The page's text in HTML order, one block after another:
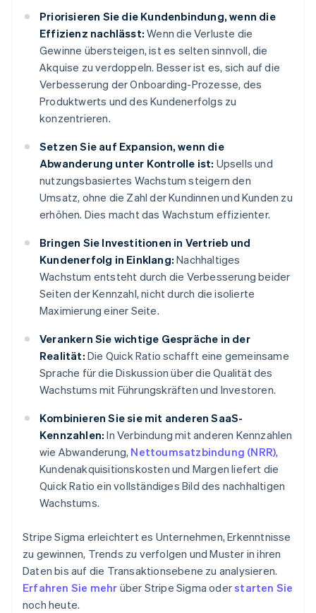
Priorisieren Sie die Kundenbindung, wenn die
Effizienz nachlässt: Wenn die Verluste die
Gewinne übersteigen, ist es selten sinnvoll, die
Akquise zu verdoppeln. Besser ist es, sich auf die
Verbesserung der Onboarding-Prozesse, des
Produktwerts und des Kundenerfolgs zu
konzentrieren.
Setzen Sie auf Expansion, wenn die
Abwanderung unter Kontrolle ist: Upsells und
nutzungsbasiertes Wachstum steigern den
Umsatz, ohne die Zahl der Kundinnen und Kunden zu
erhöhen. Dies macht das Wachstum effizienter.
Bringen Sie Investitionen in Vertrieb und
Kundenerfolg in Einklang: Nachhaltiges
Wachstum entsteht durch die Verbesserung beider
Seiten der Kennzahl, nicht durch die isolierte
Maximierung einer Seite.
Verankern Sie wichtige Gespräche in der
Realität: Die Quick Ratio schafft eine gemeinsame
Sprache für die Diskussion über die Qualität des
Wachstums mit Führungskräften und Investoren.
Kombinieren Sie sie mit anderen SaaS-
Kennzahlen: In Verbindung mit anderen Kennzahlen
wie Abwanderung, Nettoumsatzbindung (NRR),
Kundenakquisitionskosten und Margen liefert die
Quick Ratio ein vollständiges Bild des nachhaltigen
Wachstums.
Stripe Sigma erleichtert es Unternehmen, Erkenntnisse
zu gewinnen, Trends zu verfolgen und Muster in ihren
Daten bis auf die Transaktionsebene zu analysieren.
Erfahren Sie mehr über Stripe Sigma oderstarten Sie
noch heute.